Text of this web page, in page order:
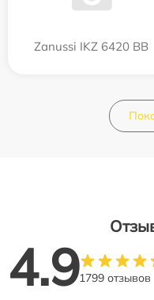
Zanussi IKZ 6420 BB
4.91799 отзывов